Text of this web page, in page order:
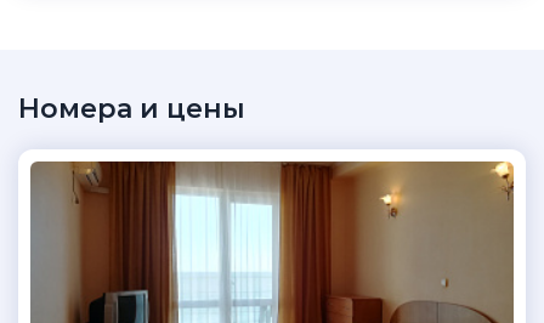
Номера и цены